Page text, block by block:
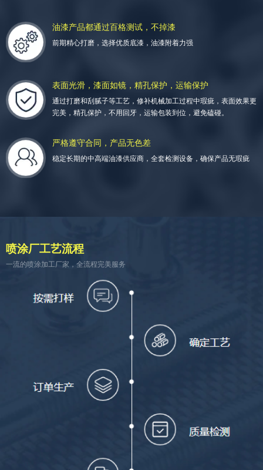
喷涂加工技术精湛，喷涂喷漆工具齐全
油漆产品都通过百格测试，不掉漆
前期精心打磨，选择优质底漆，油漆附着力强
表面光滑，漆面如镜，精孔保护，运输保护
通过打磨和刮腻子等工艺，修补机械加工过程中瑕疵，表面效果更
完美，精孔保护，不用回牙，运输包装到位，避免磕碰。
严格遵守合同，产品无色差
稳定长期的中高端油漆供应商，全套检测设备，确保产品无瑕疵
喷涂厂工艺流程
一流的喷涂加工厂家，全流程完美服务